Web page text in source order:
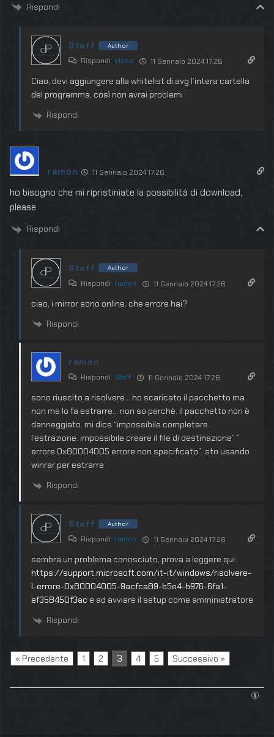
Rispondi
Staff Author
Rispondi Mose 11 Gennaio 2024 17:26
Ciao, devi aggiungere alla whitelist di avg l’intera cartella
del programma, così non avrai problemi
Rispondi
ramon 11 Gennaio 2024 17:26
ho bisogno che mi ripristiniate la possibilità di download,
please
Rispondi
Staff Author
Rispondi ramon 11 Gennaio 2024 17:26
ciao, i mirror sono online, che errore hai?
Rispondi
ramon
Rispondi Staff 11 Gennaio 2024 17:26
sono riuscito a risolvere… ho scaricato il pacchetto ma
non me lo fa estrarre… non so perchè. il pacchetto non è
danneggiato. mi dice “impossibile completare
l’estrazione. impossibile creare il file di destinazione” ”
errore 0x80004005 errore non specificato”. sto usando
winrar per estrarre
Rispondi
Staff Author
Rispondi ramon 11 Gennaio 2024 17:26
sembra un problema conosciuto, prova a leggere qui:
https://support.microsoft.com/it-it/windows/risolvere-
l-errore-0x80004005-9acfca89-b5e4-b976-6fa1-
ef358450f3ac e ad avviare il setup come amministratore
Rispondi
« Precedente 1 2 3 4 5 Successivo »